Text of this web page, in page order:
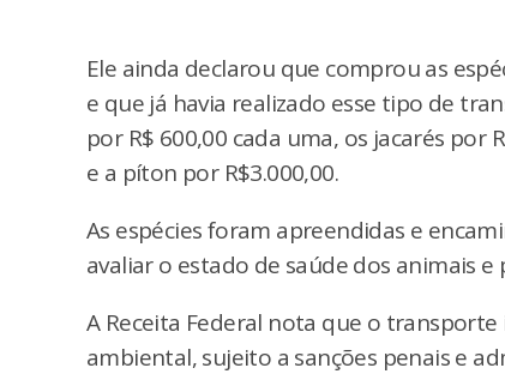
Ele ainda declarou que comprou as
e que já havia realizado esse tipo de
por R$ 600,00 cada uma, os jacarés por
e a píton por R$3.000,00.
As espécies foram apreendidas e
avaliar o estado de saúde dos animais
A Receita Federal nota que o
ambiental, sujeito a sanções penais e